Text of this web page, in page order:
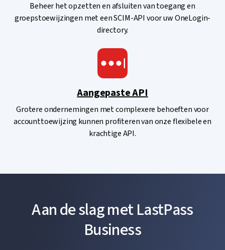
Beheer het opzetten en afsluiten van toegang en
groepstoewijzingen met een SCIM-API voor uw OneLogin-
directory.
Aangepaste API
Grotere ondernemingen met complexere behoeften voor
accounttoewijzing kunnen profiteren van onze flexibele en
krachtige API.
Aan de slag met LastPass
Business